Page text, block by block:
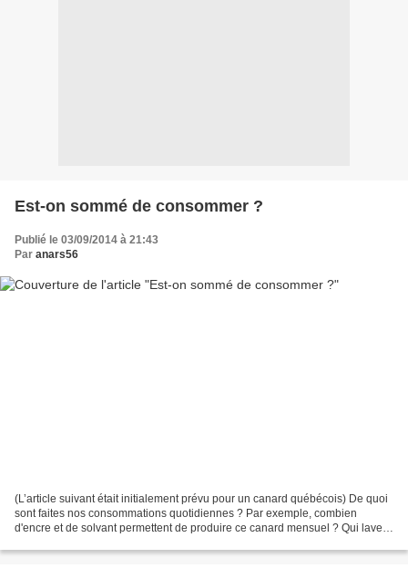
Est-on sommé de consommer ?
Publié le 03/09/2014 à 21:43
Par anars56
(L’article suivant était initialement prévu pour un canard québécois) De quoi
sont faites nos consommations quotidiennes ? Par exemple, combien
d'encre et de solvant permettent de produire ce canard mensuel ? Qui lave